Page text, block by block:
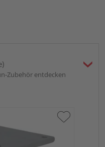
Zubehör entdecken